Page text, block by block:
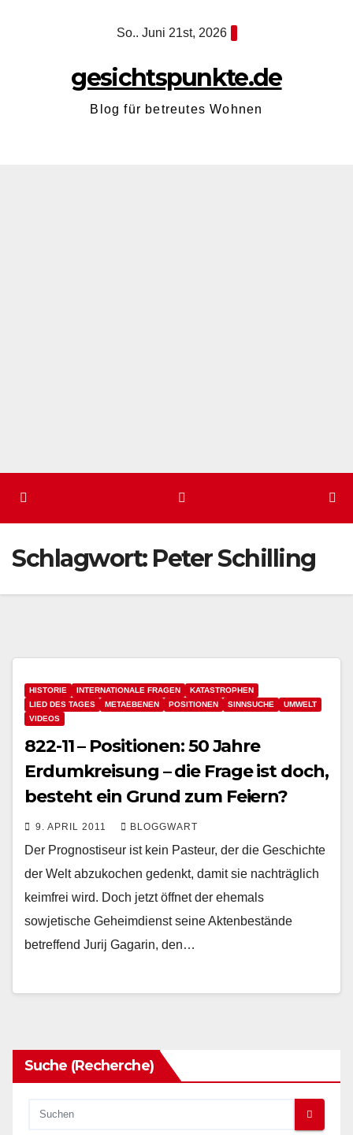
So.. Juni 21st, 2026
gesichtspunkte.de
Blog für betreutes Wohnen
Schlagwort: Peter Schilling
HISTORIE INTERNATIONALE FRAGEN
KATASTROPHEN
LIED DES TAGES
METAEBENEN POSITIONEN SINNSUCHE
UMWELT
VIDEOS
822-11 – Positionen: 50 Jahre
Erdumkreisung – die Frage ist doch,
besteht ein Grund zum Feiern?
9. APRIL 2011 BLOGGWART
Der Prognostiseur ist kein Pasteur, der die Geschichte
der Welt abzukochen gedenkt, damit sie nachträglich
keimfrei wird. Doch jetzt öffnet der ehemals
sowjetische Geheimdienst seine Aktenbestände
betreffend Jurij Gagarin, den…
Suche (Recherche)